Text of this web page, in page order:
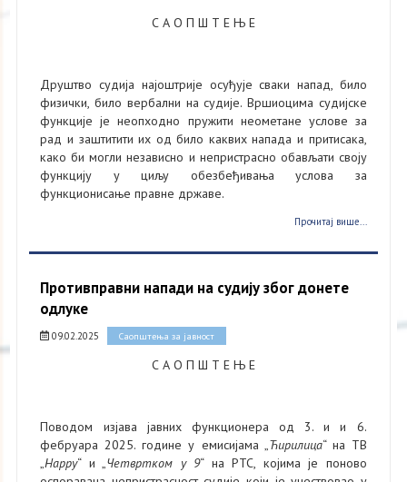
С А О П Ш Т Е Њ Е
Друштво судија најоштрије осуђује сваки напад, било
физички, било вербални на судије. Вршиоцима судијске
функције је неопходно пружити неометане услове за
рад и заштитити их од било каквих напада и притисака,
како би могли независно и непристрасно обављати своју
функцију у циљу обезбеђивања услова за
функционисање правне државе.
Прочитај више...
Противправни напади на судију због донете
одлуке
09.02.2025 Саопштења за јавност
С А О П Ш Т Е Њ Е
Поводом изјава јавних функционера од 3. и и 6.
фебруара 2025. године у емисијама „Ћирилица“ на ТВ
„Happy“ и „Четвртком у 9“ на РТС, којима је поново